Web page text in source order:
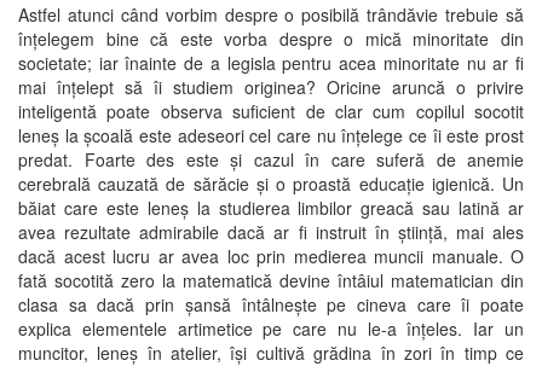
Astfel atunci când vorbim despre o posibilă trândăvie trebuie să
înțelegem bine că este vorba despre o mică minoritate din
societate; iar înainte de a legisla pentru acea minoritate nu ar fi
mai înțelept să îi studiem originea? Oricine aruncă o privire
inteligentă poate observa suficient de clar cum copilul socotit
leneș la școală este adeseori cel care nu înțelege ce îi este prost
predat. Foarte des este și cazul în care suferă de anemie
cerebrală cauzată de sărăcie și o proastă educație igienică. Un
băiat care este leneș la studierea limbilor greacă sau latină ar
avea rezultate admirabile dacă ar fi instruit în știință, mai ales
dacă acest lucru ar avea loc prin medierea muncii manuale. O
fată socotită zero la matematică devine întâiul matematician din
clasa sa dacă prin șansă întâlnește pe cineva care îi poate
explica elementele artimetice pe care nu le-a înțeles. Iar un
muncitor, leneș în atelier, își cultivă grădina în zori în timp ce